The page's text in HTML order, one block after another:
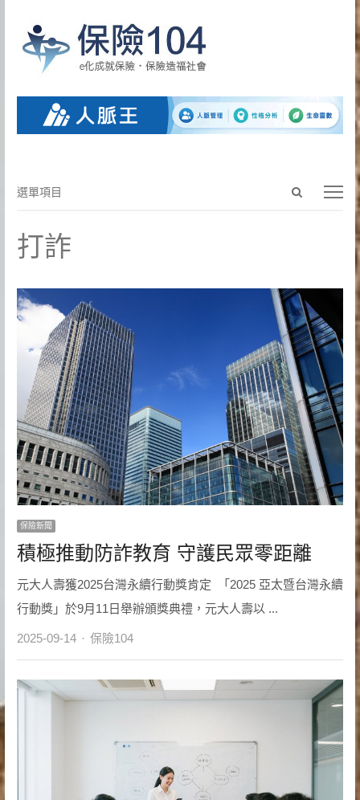
Open
search
選
目
選單項目
打詐
保險新聞
積極推動防詐教育 守護民眾零距離
元大人壽獲2025台灣永續行動獎肯定 「2025 亞太暨台灣永續
行動獎」於9月11日舉辦頒獎典禮，元大人壽以 ...
2025-09-14 Author
保險104